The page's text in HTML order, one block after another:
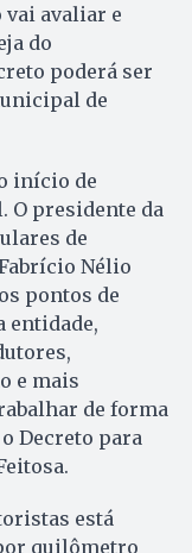
avaliar e
do
poderá ser
de
início de
O presidente da
de
Nélio
pontos de
entidade,
e mais
de forma
Decreto para
está
quilômetro